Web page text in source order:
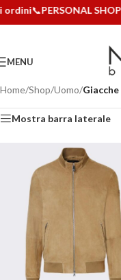
📞PERSONAL
MENU
Home/Shop/Uomo/Giacche
Mostra barra laterale